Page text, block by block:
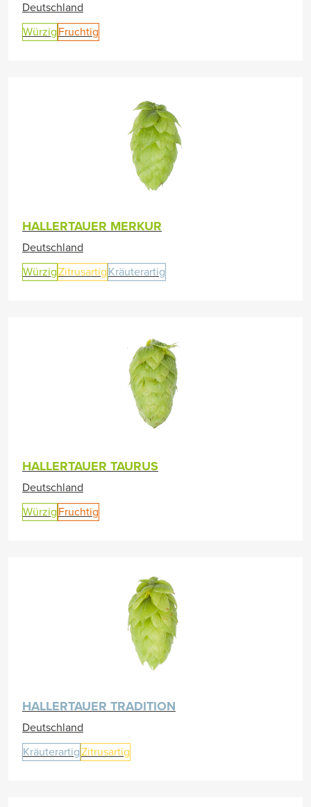
Deutschland
Würzig Fruchtig
HALLERTAUER MERKUR
Deutschland
WürzigZitrusartig Kräuterartig
HALLERTAUER TAURUS
Deutschland
Würzig Fruchtig
HALLERTAUER TRADITION
Deutschland
KräuterartigZitrusartig